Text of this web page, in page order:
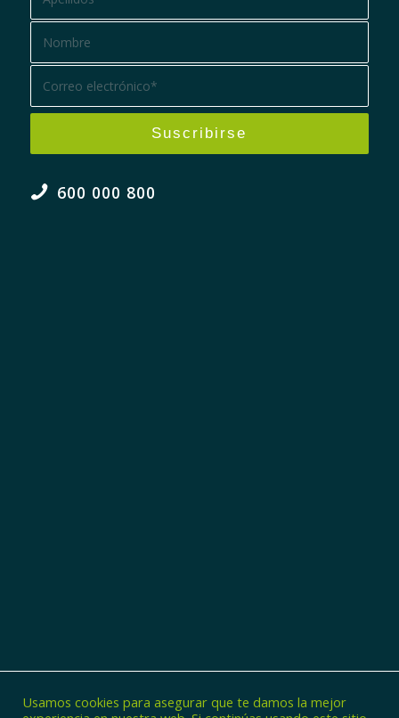
600 000 800
Usamos cookies para asegurar que te damos la mejor